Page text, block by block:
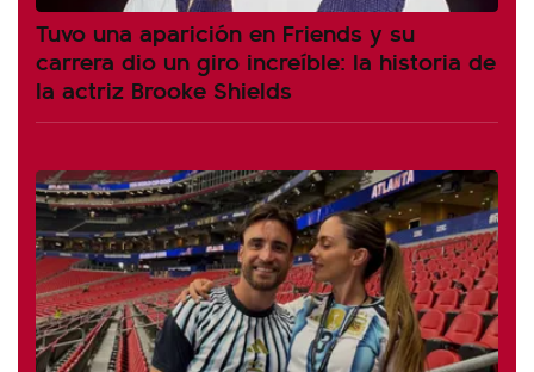
Tuvo una aparición en Friends y su
carrera dio un giro increíble: la historia de
la actriz Brooke Shields